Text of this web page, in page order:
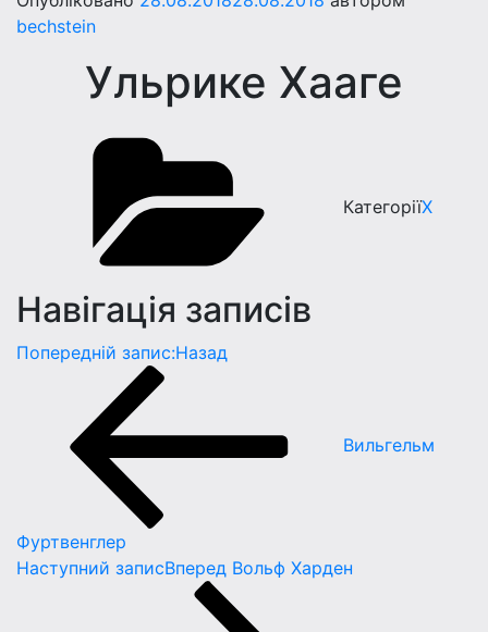
bechstein
Ульрике Хааге
КатегоріїХ
Навігація записів
Попередній запис:Назад
Вильгельм
Фуртвенглер
Наступний записВперед Вольф Харден